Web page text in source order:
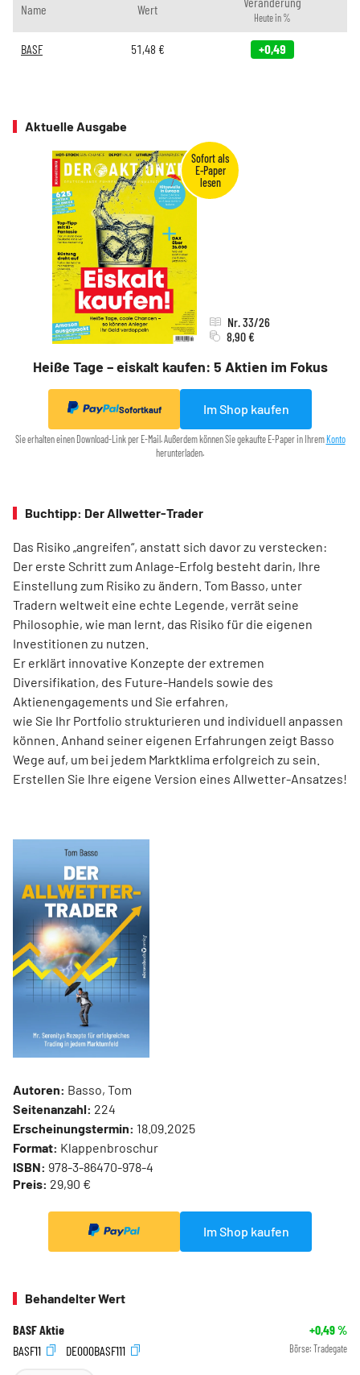
Name Wert
Heute in %
BASF 51,48 € +0,49
Aktuelle Ausgabe
Heiße Tage – eiskalt kaufen: 5 Aktien im Fokus
Nr. 33/26
8,90 €
Sofortkauf Im Shop kaufen
Sie erhalten einen Download-Link per E-Mail. Außerdem können Sie gekaufte E-Paper in Ihrem Konto
herunterladen.
Buchtipp: Der Allwetter-Trader
Das Risiko „angreifen“, anstatt sich davor zu verstecken:
Der erste Schritt zum Anlage-Erfolg besteht darin, Ihre
Einstellung zum Risiko zu ändern. Tom Basso, unter
Tradern weltweit eine echte Legende, verrät seine
Philosophie, wie man lernt, das Risiko für die eigenen
Investitionen zu nutzen.
Er erklärt innovative Konzepte der extremen
Diversifikation, des Future-Handels sowie des
Aktienengagements und Sie erfahren,
wie Sie Ihr Portfolio strukturieren und individuell anpassen
können. Anhand seiner eigenen Erfahrungen zeigt Basso
Wege auf, um bei jedem Marktklima erfolgreich zu sein.
Erstellen Sie Ihre eigene Version eines Allwetter-Ansatzes!
Autoren: Basso, Tom
Seitenanzahl: 224
Erscheinungstermin: 18.09.2025
Format: Klappenbroschur
ISBN: 978-3-86470-978-4
Preis: 29,90 €
Im Shop kaufen
Behandelter Wert
BASF Aktie +0,49%
BASF11
DE000BASF111 Börse: Tradegate